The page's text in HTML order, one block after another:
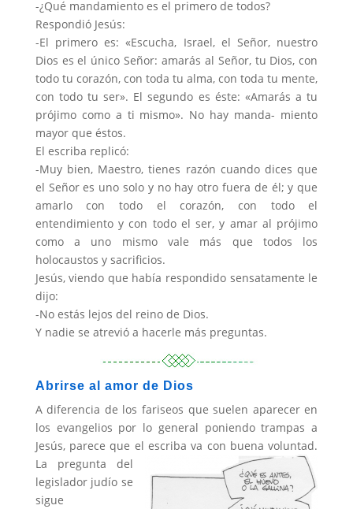
-¿Qué mandamiento es el primero de todos?
Respondió Jesús:
-El primero es: «Escucha, Israel, el Señor, nuestro
Dios es el único Señor: amarás al Señor, tu Dios, con
todo tu corazón, con toda tu alma, con toda tu mente,
con todo tu ser». El segundo es éste: «Amarás a tu
prójimo como a ti mismo». No hay manda- miento
mayor que éstos.
El escriba replicó:
-Muy bien, Maestro, tienes razón cuando dices que
el Señor es uno solo y no hay otro fuera de él; y que
amarlo con todo el corazón, con todo el
entendimiento y con todo el ser, y amar al prójimo
como a uno mismo vale más que todos los
holocaustos y sacrificios.
Jesús, viendo que había respondido sensatamente le
dijo:
-No estás lejos del reino de Dios.
Y nadie se atrevió a hacerle más preguntas.
Abrirse al amor de Dios
A diferencia de los fariseos que suelen aparecer en
los evangelios por lo general poniendo trampas a
Jesús, parece que el escriba va con buena voluntad.
La pregunta del
legislador judío se
sigue